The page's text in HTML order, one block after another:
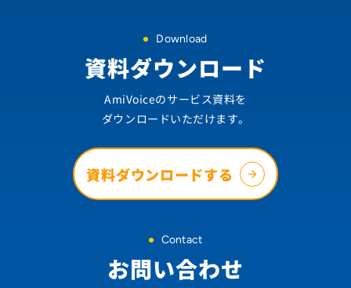
Download
資料ダウンロード
AmiVoiceのサービス資料を
ダウンロードいただけます。
資料ダウンロードする
Contact
お問い合わせ